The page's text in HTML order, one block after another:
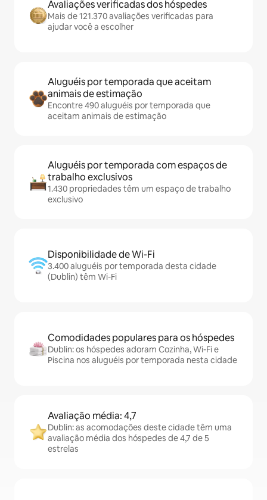
Avaliações verificadas dos hóspedes
Mais de 121.370 avaliações verificadas para
ajudar você a escolher
Aluguéis por temporada que aceitam
animais de estimação
Encontre 490 aluguéis por temporada que
aceitam animais de estimação
Aluguéis por temporada com espaços de
trabalho exclusivos
1.430 propriedades têm um espaço de trabalho
exclusivo
Disponibilidade de Wi-Fi
3.400 aluguéis por temporada desta cidade
(Dublin) têm Wi-Fi
Comodidades populares para os hóspedes
Dublin: os hóspedes adoram Cozinha, Wi-Fi e
Piscina nos aluguéis por temporada nesta cidade
Avaliação média: 4,7
Dublin: as acomodações deste cidade têm uma
avaliação média dos hóspedes de 4,7 de 5
estrelas